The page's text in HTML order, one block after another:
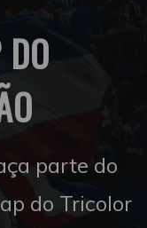
parte do
do Tricolor